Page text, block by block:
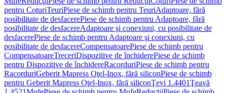
pentru CoturiTeuriPiese de schimb pentru TeuriAdaptoare, fără
posibilitate de desfacerePiese de schimb pentru Adaptoare, fără
posibilitate de desfacereAdaptoare şi conexiuni, cu posibilitate de
desfacerePiese de schimb pentru Adaptoare şi conexiuni, cu
posibilitate de desfacereCompensatoarePiese de schimb pentru
CompensatoareTreceriDispozitive de închiderePiese de schimb
pentru Dispozitive de închidereRacorduriPiese de schimb pentru
RacorduriGeberit Mapress Oţel-Inox, fără siliconPiese de schimb
pentru Geberit Mapress Oţel-Inox, fără siliconŢevi 1.4401Ţeavă